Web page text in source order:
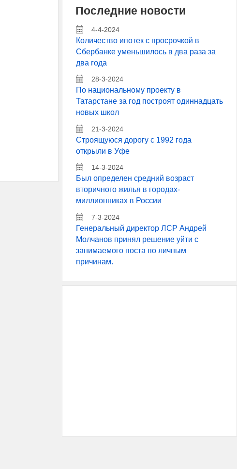
Последние новости
4-4-2024
Количество ипотек с просрочкой в
Сбербанке уменьшилось в два раза за
два года
28-3-2024
По национальному проекту в
Татарстане за год построят одиннадцать
новых школ
21-3-2024
Строящуюся дорогу с 1992 года
открыли в Уфе
14-3-2024
Был определен средний возраст
вторичного жилья в городах-
миллионниках в России
7-3-2024
Генеральный директор ЛСР Андрей
Молчанов принял решение уйти с
занимаемого поста по личным
причинам.